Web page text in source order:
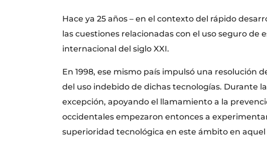
Hace ya 25 años – en el contexto del rápido
las cuestiones relacionadas con el uso seguro
internacional del siglo XXI.
En 1998, ese mismo país impulsó una resolución
del uso indebido de dichas tecnologías. Durante
excepción, apoyando el llamamiento a la
occidentales empezaron entonces a
superioridad tecnológica en este ámbito en